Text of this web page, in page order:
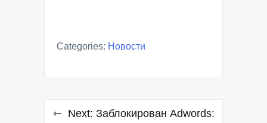
Categories: Новости
Навигация
Next: Заблокирован Adwords: